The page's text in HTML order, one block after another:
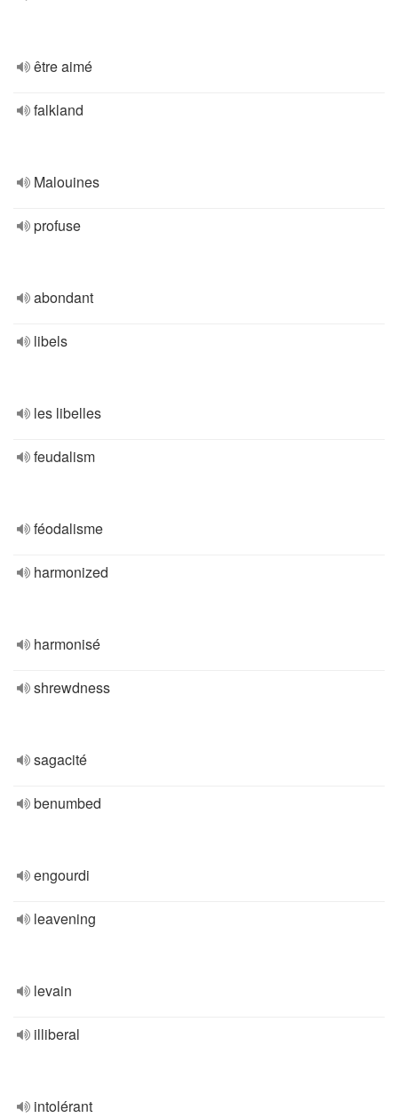
être aimé
falkland
Malouines
profuse
abondant
libels
les libelles
feudalism
féodalisme
harmonized
harmonisé
shrewdness
sagacité
benumbed
engourdi
leavening
levain
illiberal
intolérant